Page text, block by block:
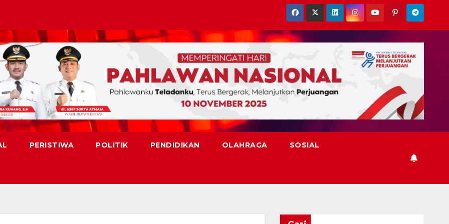
PERISTIWA POLITIK PENDIDIKAN OLAHRAGA SOSIAL